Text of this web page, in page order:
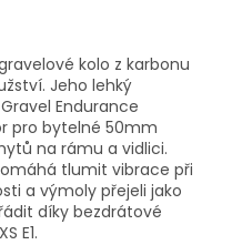
kolo z karbonu
Jeho lehký
Endurance
pro bytelné 50mm
na rámu a vidlici.
tlumit vibrace při
a výmoly přejeli jako
díky bezdrátové
E1.